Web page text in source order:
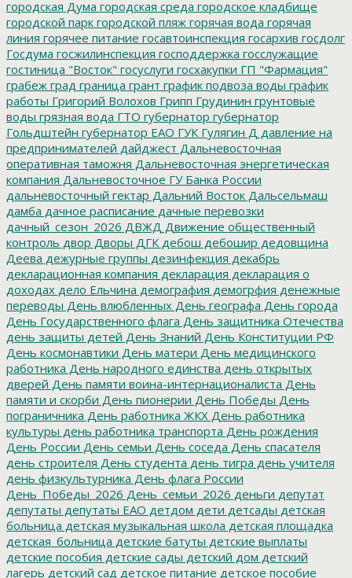
городская Дума городская среда городское кладбище
городской парк городской пляж горячая вода горячая
линия горячее питание госавтоинспекция госархив госдолг
Госдума госжилинспекция господдержка госслужащие
гостиница "Восток" госуслуги госхакупки ГП "Фармация"
грабеж град граница грант график подвоза воды график
работы Григорий Волохов Грипп Грудинин грунтовые
воды грязная вода ГТО губернатор губернатор
Гольдштейн губернатор ЕАО ГУК Гулягин Д давление на
предпринимателей дайджест Дальневосточная
оперативная таможня Дальневосточная энергетическая
компания Дальневосточное ГУ Банка России
дальневосточный гектар Дальний Восток Дальсельмаш
дамба дачное расписание дачные перевозки
дачный_сезон_2026 ДВЖД Движение общественный
контроль двор Дворы ДГК дебош дебошир дедовщина
Деева дежурные группы дезинфекция декабрь
декларационная компания декларация декларация о
доходах дело Ельчина демография демогрфия денежные
переводы День влюбленных День географа День города
День Государственного флага День защитника Отечества
день защиты детей День Знаний День Конституции РФ
День космонавтики День матери День медицинского
работника День народного единства день открытых
дверей День памяти воина-интернационалиста День
памяти и скорби День пионерии День Победы День
пограничника День работника ЖКХ День работника
культуры день работника транспорта День рождения
День России День семьи День соседа День спасателя
день строителя День студента день тигра день учителя
день физкультурника День флага России
День_Победы_2026 День_семьи_2026 деньги депутат
депутаты депутаты ЕАО детдом дети детсады детская
больница детская музыкальная школа детская площадка
детская_больница детские батуты детские выплаты
детские пособия детские сады детский дом детский
лагерь детский сад детское питание детское пособие